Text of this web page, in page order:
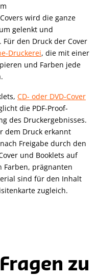
wird die ganze
gelenkt und
den Druck der Cover
Druckerei, die mit einer
und Farben jede
CD- oder DVD-Cover
die PDF-Proof-
des Druckergebnisses.
dem Druck erkannt
Freigabe durch den
und Booklets auf
Farben, prägnanten
sind für den Inhalt
zugleich.
zu